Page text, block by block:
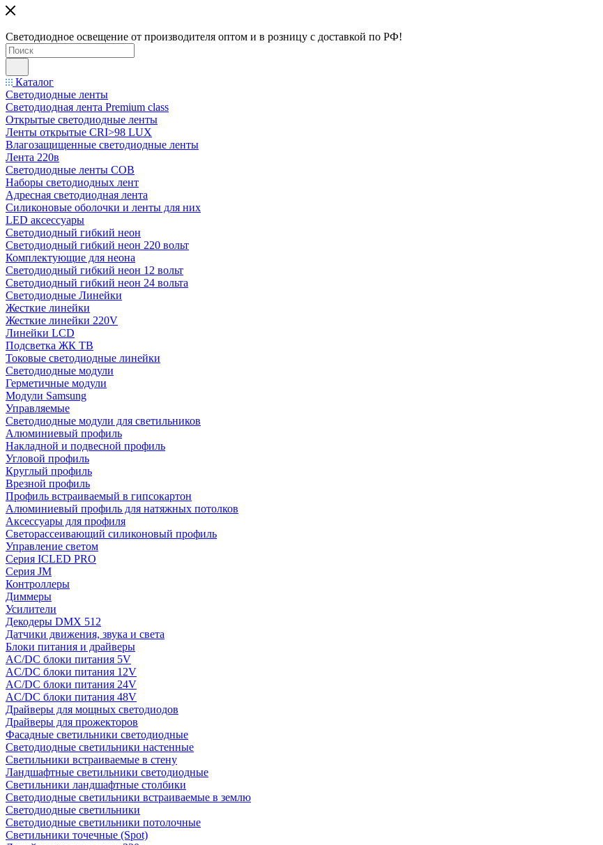
Светодиодное освещение от производителя оптом и в розницу с доставкой по РФ!
Каталог
Светодиодные ленты
Светодиодная лента Premium class
Открытые светодиодные ленты
Ленты открытые CRI>98 LUX
Влагозащищенные светодиодные ленты
Лента 220в
Светодиодные ленты COB
Наборы светодиодных лент
Адресная светодиодная лента
Силиконовые оболочки и ленты для них
LED аксессуары
Светодиодный гибкий неон
Светодиодный гибкий неон 220 вольт
Комплектующие для неона
Светодиодный гибкий неон 12 вольт
Светодиодный гибкий неон 24 вольта
Светодиодные Линейки
Жесткие линейки
Жесткие линейки 220V
Линейки LCD
Подсветка ЖК ТВ
Токовые светодиодные линейки
Светодиодные модули
Герметичные модули
Модули Samsung
Управляемые
Светодиодные модули для светильников
Алюминиевый профиль
Накладной и подвесной профиль
Угловой профиль
Круглый профиль
Врезной профиль
Профиль встраиваемый в гипсокартон
Алюминиевый профиль для натяжных потолков
Аксессуары для профиля
Светорассеивающий силиконовый профиль
Управление светом
Серия ICLED PRO
Серия JM
Контроллеры
Диммеры
Усилители
Декодеры DMX 512
Датчики движения, звука и света
Блоки питания и драйверы
AC/DC блоки питания 5V
AC/DC блоки питания 12V
AC/DC блоки питания 24V
AC/DC блоки питания 48V
Драйверы для мощных светодиодов
Драйверы для прожекторов
Фасадные светильники светодиодные
Светодиодные светильники настенные
Светильники встраиваемые в стену
Ландшафтные светильники светодиодные
Светильники ландшафтные столбики
Светодиодные светильники встраиваемые в землю
Светодиодные светильники
Светодиодные светильники потолочные
Светильники точечные (Spot)